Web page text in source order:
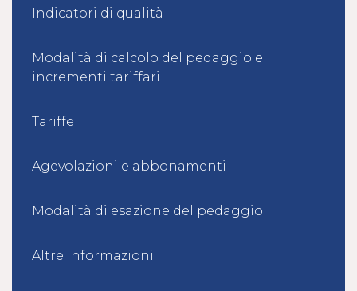
Indicatori di qualità
Modalità di calcolo del pedaggio e
incrementi tariffari
Tariffe
Agevolazioni e abbonamenti
Modalità di esazione del pedaggio
Altre Informazioni